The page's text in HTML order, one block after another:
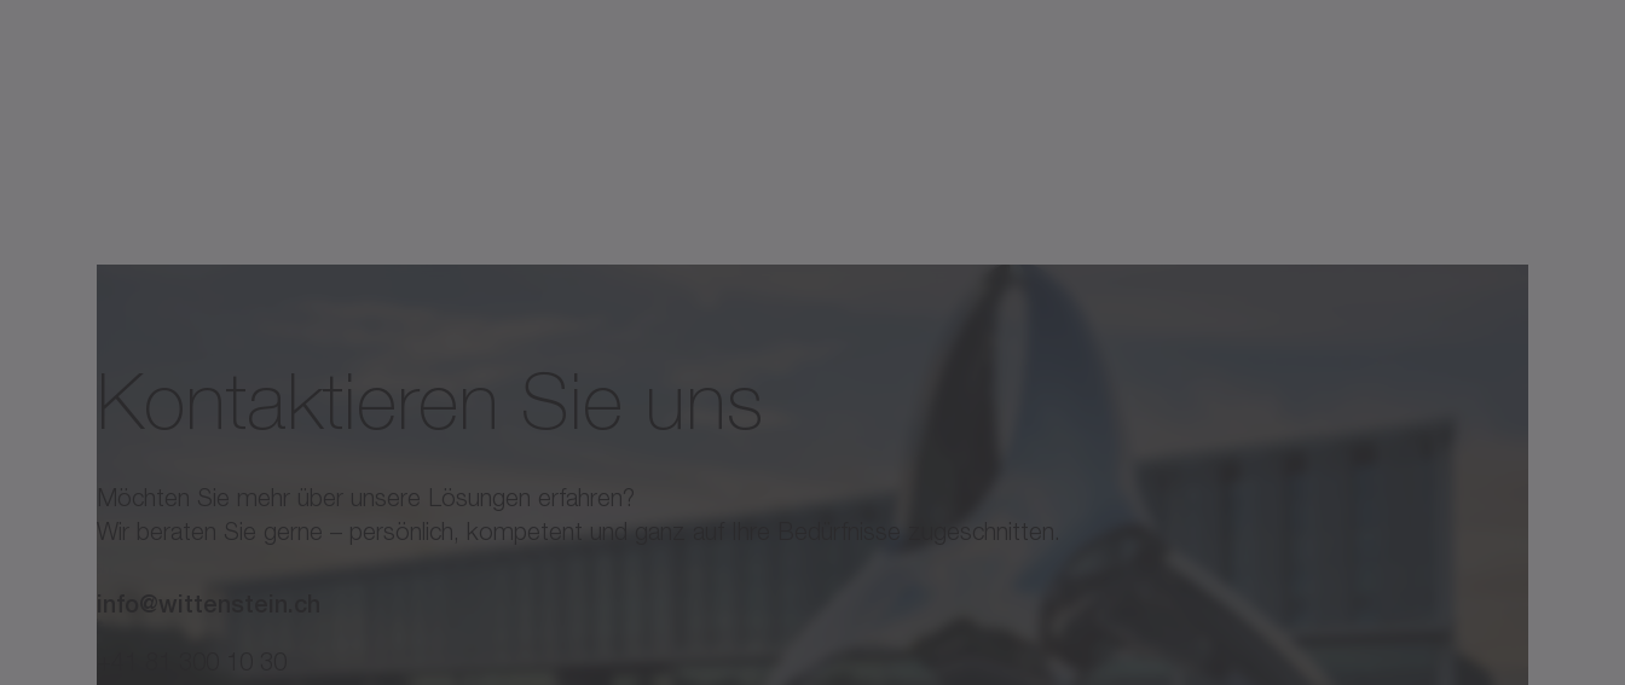
A/B/C-Achse zur präzisen Positionierung in Werkzeugmaschinen, mechanischen Antriebs- und Montagesysteme, wie z.
Kontaktieren Sie uns
Möchten Sie mehr über unsere Lösungen erfahren?
Wir beraten Sie gerne – persönlich, kompetent und ganz auf Ihre Bedürfnisse zugeschnitten.
info@wittenstein.ch